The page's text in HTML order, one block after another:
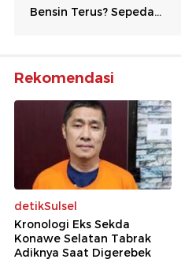
Rekomendasi
detikSulsel
Kronologi Eks Sekda
Konawe Selatan Tabrak
Adiknya Saat Digerebek